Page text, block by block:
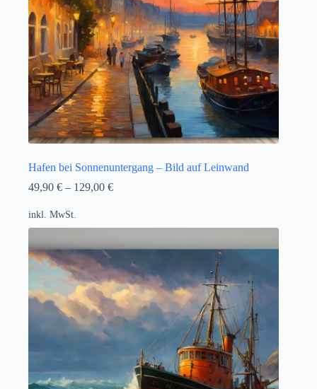
Hafen bei Sonnenuntergang – Bild auf Leinwand
49,90 € – 129,00 €
inkl. MwSt.